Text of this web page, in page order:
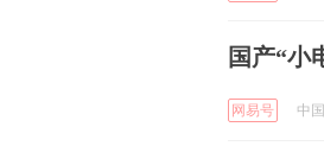
国产“小
网易号 中